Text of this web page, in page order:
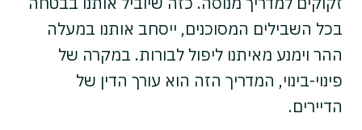
בכל השבילים המסוכנים, ייסחב אותנו במעלה
ההר וימנע מאיתנו ליפול לבורות. במקרה של
פינוי-בינוי, המדריך הזה הוא עורך הדין של
הדיירים.